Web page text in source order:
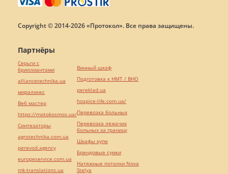
Copyright © 2014-2026 «Протокол». Все права защищены.
Партнёры
Серьги с
бриллиантами
alliancetechnika.ua
миралинкс
Веб мастер
https://motokosmos.ua/
Синтезаторы
agrotechnika.com.ua
perevod.agency
europeservice.com.ua
mk-translations.ua
Винный шкаф
Подготовка к НМТ / ВНО
pereklad.ua
hospice-life.com.ua/
Перевозка больных
Перевозка лежачих
больных за границу
Шкафы купе
Брендовые сумки
Натяжные потолки Nova
Stelya